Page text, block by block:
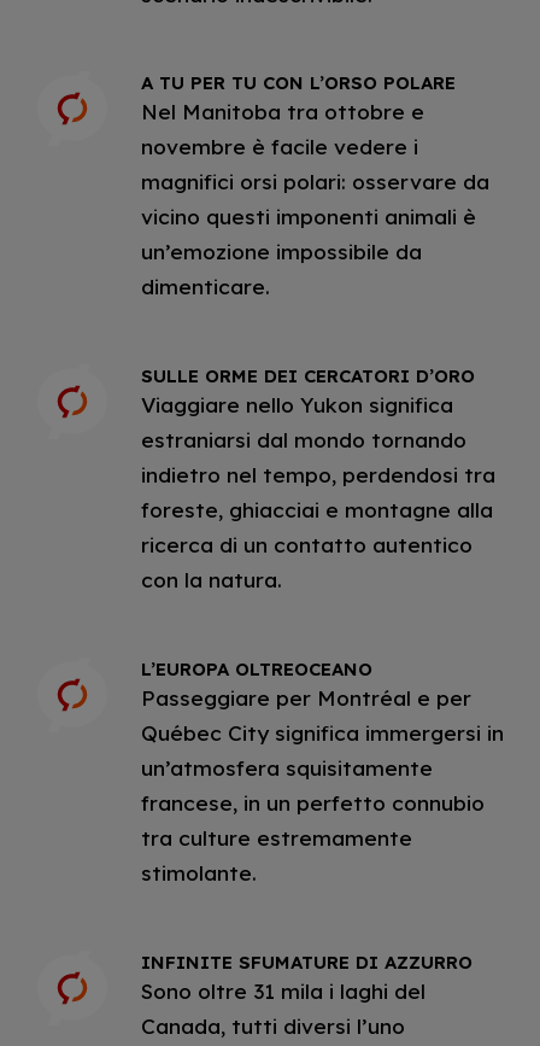
A TU PER TU CON L’ORSO POLARE
Nel Manitoba tra ottobre e
novembre è facile vedere i
magnifici orsi polari: osservare da
vicino questi imponenti animali è
un’emozione impossibile da
dimenticare.
SULLE ORME DEI CERCATORI D’ORO
Viaggiare nello Yukon significa
estraniarsi dal mondo tornando
indietro nel tempo, perdendosi tra
foreste, ghiacciai e montagne alla
ricerca di un contatto autentico
con la natura.
L’EUROPA OLTREOCEANO
Passeggiare per Montréal e per
Québec City significa immergersi in
un’atmosfera squisitamente
francese, in un perfetto connubio
tra culture estremamente
stimolante.
INFINITE SFUMATURE DI AZZURRO
Sono oltre 31 mila i laghi del
Canada, tutti diversi l’uno